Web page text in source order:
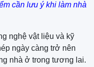
cần lưu ý khi làm nhà
nghệ vật liệu và kỹ
ngày càng trở nên
nhà ở trong tương lai.